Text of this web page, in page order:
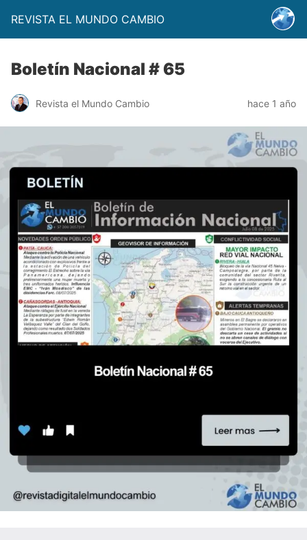
REVISTA EL MUNDO CAMBIO
Boletín Nacional # 65
Revista el Mundo Cambio hace 1 año